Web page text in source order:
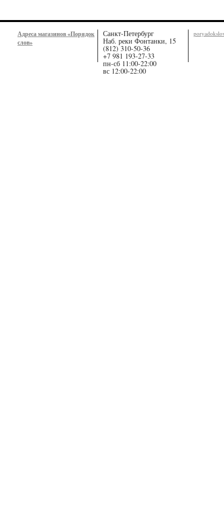
Адреса магазинов «Порядок
слов»
Санкт-Петербург
Наб. реки Фонтанки, 15
(812) 310-50-36
+7 981 193-27-33
пн-сб 11:00-22:00
вс 12:00-22:00